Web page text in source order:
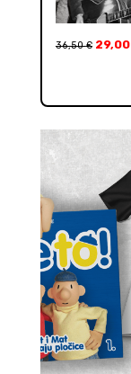
36,50€ 29,00